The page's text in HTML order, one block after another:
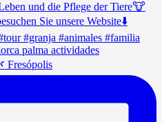
Fresópolis